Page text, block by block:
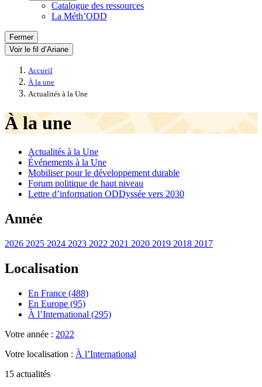
Catalogue des ressources
La Méth’ODD
Fermer
Voir le fil d’Ariane
Accueil
À la une
Actualités à la Une
À la une
Actualités à la Une
Événements à la Une
Mobiliser pour le développement durable
Forum politique de haut niveau
Lettre d’information ODDyssée vers 2030
Année
2026 2025 2024 2023 2022 2021 2020 2019 2018 2017
Localisation
En France (488)
En Europe (95)
À l’International (295)
Votre année : 2022
Votre localisation : À l’International
15 actualités